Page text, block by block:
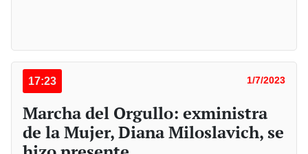
17:23 1/7/2023
Marcha del Orgullo: exministra
de la Mujer, Diana Miloslavich, se